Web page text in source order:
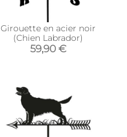
Girouette en acier noir
(Chien Labrador)
59,90 €